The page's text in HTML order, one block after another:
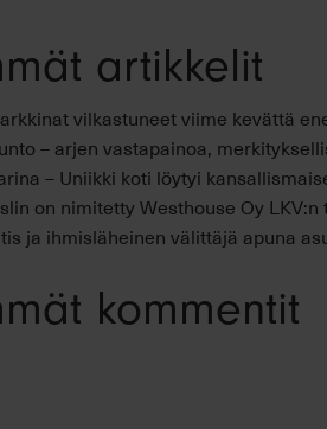
artikkelit
vilkastuneet viime kevättä
– arjen vastapainoa,
– Uniikki koti löytyi
on nimitetty Westhouse Oy
ja ihmisläheinen välittäjä apuna
kommentit